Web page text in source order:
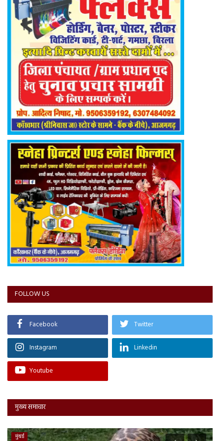
FOLLOW US
Facebook Twitter
Instagram Linkedin
Youtube
मुख्य समाचार
मुंबई